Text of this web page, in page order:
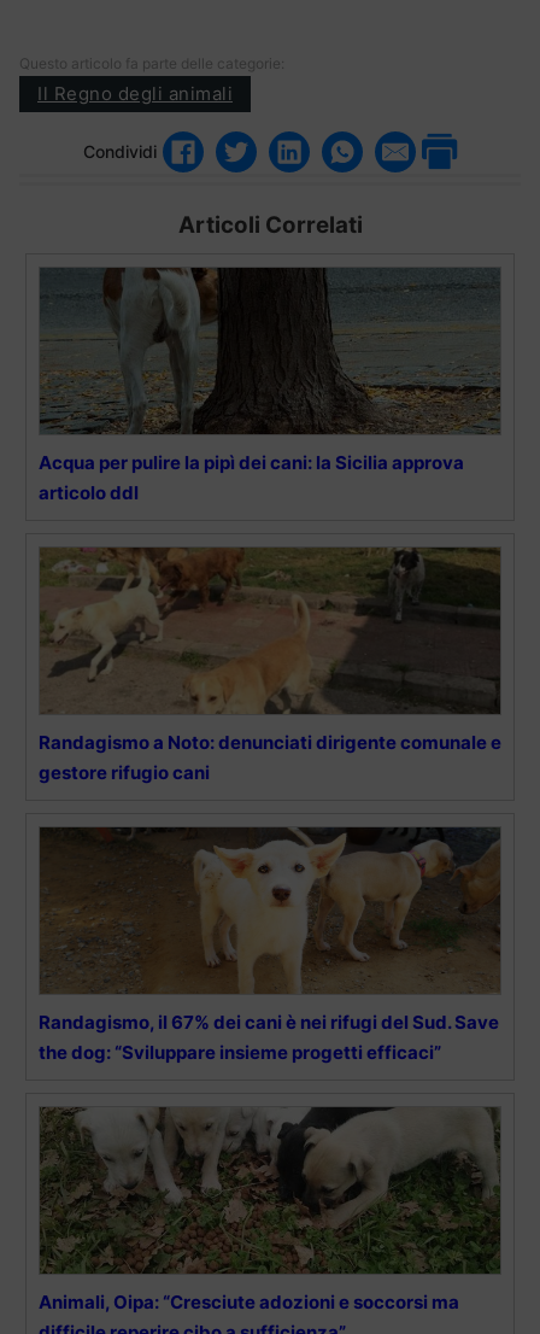
Questo articolo fa parte delle categorie:
Il Regno degli animali
Condividi
Articoli Correlati
Acqua per pulire la pipì dei cani: la Sicilia approva
articolo ddl
Randagismo a Noto: denunciati dirigente comunale e
gestore rifugio cani
Randagismo, il 67% dei cani è nei rifugi del Sud. Save
the dog: “Sviluppare insieme progetti efficaci”
Animali, Oipa: “Cresciute adozioni e soccorsi ma